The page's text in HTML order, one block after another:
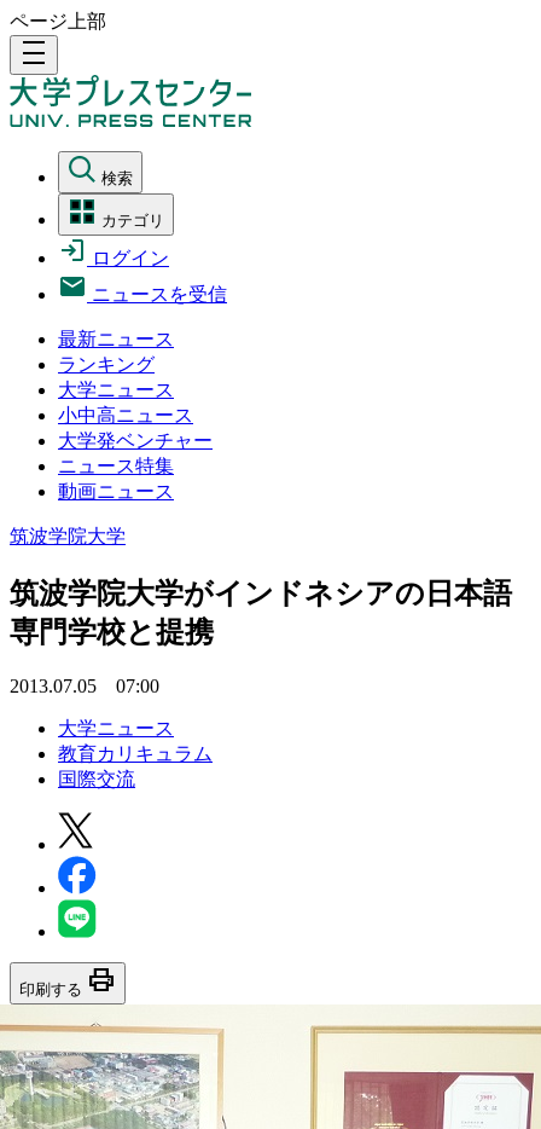
ページ上部
density_medium
検索
カテゴリ
ログイン
ニュースを受信
最新ニュース
ランキング
大学ニュース
小中高ニュース
大学発ベンチャー
ニュース特集
動画ニュース
筑波学院大学
筑波学院大学がインドネシアの日本語
専門学校と提携
2013.07.05 07:00
大学ニュース
教育カリキュラム
国際交流
印刷する print